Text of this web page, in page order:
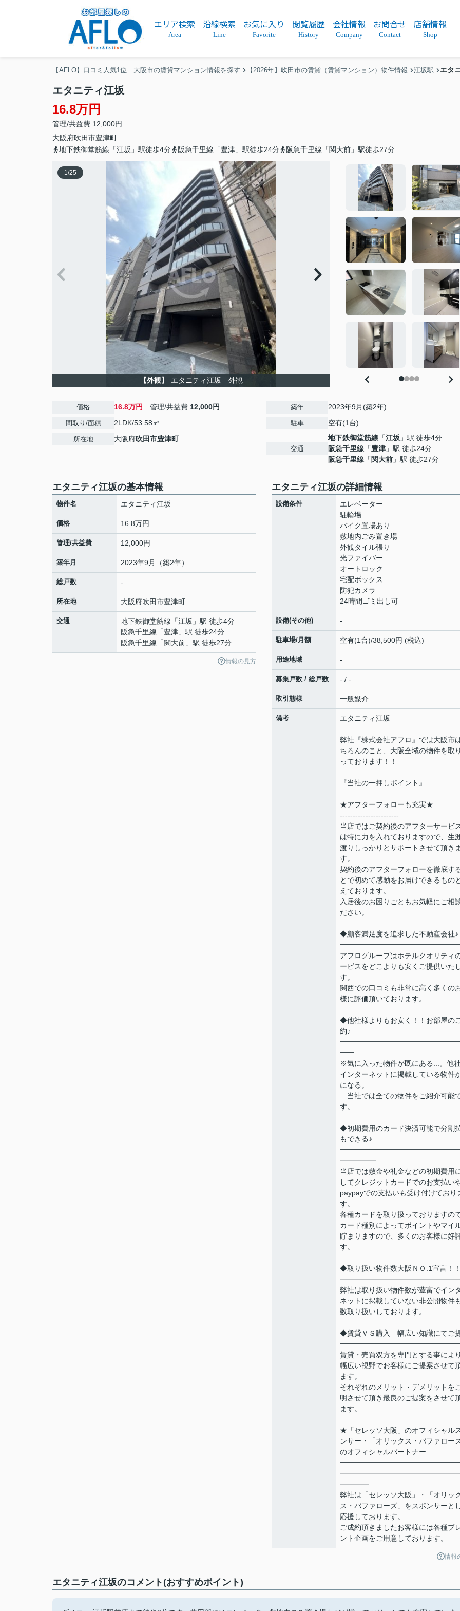
エリア検索
Area
沿線検索
Line
お気に入り
Favorite
閲覧履歴
History
会社情報
Company
お問合せ
Contact
店舗情報
Shop
【AFLO】口コミ人気1位｜大阪市の賃貸マンション情報を探す 【2026年】吹田市の賃貸（賃貸マンション）物件情報 江坂駅 エタ
エタニティ江坂
16.8万円
管理/共益費 12,000円
大阪府吹田市豊津町
地下鉄御堂筋線「江坂」駅徒歩4分
阪急千里線「豊津」駅徒歩24分 阪急千里線「関大前」駅徒歩27分
1/25
【外観】 エタニティ江坂 外観
価格 16.8万円 管理/共益費 12,000円
間取り/面積 2LDK/53.58㎡
所在地 大阪府吹田市豊津町
築年 2023年9月(築2年)
駐車 空有(1台)
交通
地下鉄御堂筋線 「江坂 」駅 徒歩4分
阪急千里線 「豊津 」駅 徒歩24分
阪急千里線 「 関大前 」駅 徒歩27分
エタニティ江坂の基本情報
物件名 エタニティ江坂
価格 16.8万円
管理/共益費 12,000円
築年月 2023年9月（築2年）
総戸数 -
所在地 大阪府吹田市豊津町
交通 地下鉄御堂筋線 「江坂 」駅 徒歩4分
阪急千里線 「豊津 」駅 徒歩24分
阪急千里線 「関大前 」駅 徒歩27分
情報の見方
エタニティ江坂の詳細情報
設備条件
エレベーター
駐輪場
バイク置場あり
敷地内ごみ置き場
外観タイル張り
光ファイバー
オートロック
宅配ボックス
防犯カメラ
24時間ゴミ出し可
設備(その他) -
駐車場/月額 空有(1台)/38,500円 (税込)
用途地域 -
募集戸数 / 総戸数 - / -
取引態様 一般媒介
備考 エタニティ江坂
弊社『株式会社アフロ』では大阪市
ちろんのこと、大阪全域の物件を取
っております！！
『当社の一押しポイント』
★アフターフォローも充実★
-----------------------
当店ではご契約後のアフターサービ
は特に力を入れておりますので、生
渡りしっかりとサポートさせて頂きま
す。
契約後のアフターフォローを徹底す
とで初めて感動をお届けできるもの
えております。
入居後のお困りごともお気軽にご相
ださい。
◆顧客満足度を追求した不動産会社♪
アフログループはホテルクオリティ
ービスをどこよりも安くご提供いた
す。
関西での口コミも非常に高く多くの
様に評価頂いております。
◆他社様よりもお安く！！お部屋の
約♪
━━
※気に入った物件が既にある...。他
インターネットに掲載している物件
になる。
当社では全ての物件をご紹介可能
す。
◆初期費用のカード決済可能で分割
もできる♪
━━━━━
当店では敷金や礼金などの初期費用
してクレジットカードでのお支払い
paypayでの支払いも受け付けており
す。
各種カードを取り扱っておりますので
カード種別によってポイントやマイ
貯まりますので、多くのお客様に好
す。
◆取り扱い物件数大阪ＮＯ.1宣言！！
弊社は取り扱い物件数が豊富でイン
ネットに掲載していない非公開物件
数取り扱いしております。
◆賃貸ＶＳ購入 幅広い知識にてご
賃貸・売買双方を専門とする事により
幅広い視野でお客様にご提案させて
ます。
それぞれのメリット・デメリットを
明させて頂き最良のご提案をさせて
ます。
★「セレッソ大阪」のオフィシャル
ンサー・「オリックス・バファローズ
のオフィシャルパートナー
━━━━
弊社は「セレッソ大阪」・「オリッ
ス・バファローズ」をスポンサーと
応援しております。
ご成約頂きましたお客様には各種プ
ント企画をご用意しております。
情報
エタニティ江坂のコメント(おすすめポイント)